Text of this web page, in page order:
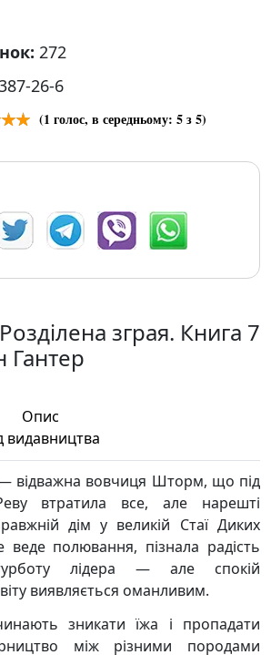
272
26-6
(1 голос, в середньому: 5з 5)
зграя. Книга 7
Гантер
Опис
видавництва
відважна вовчиця Шторм, що під
втратила все, але нарешті
дім у великій Стаї Диких
полювання, пізнала радість
лідера — але спокій
виявляється оманливим.
зникати їжа і пропадати
між різними породами